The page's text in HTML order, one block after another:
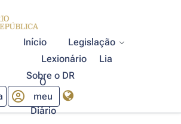
Início
Legislação
Lexionário
Lia
Sobre o DR
O
meu
Diário